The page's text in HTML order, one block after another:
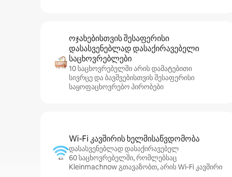
ოჯახებისთვის შესაფერისი
დასასვენებლად დასაქირავებელი
საცხოვრებლები
10 საცხოვრებელში არის დამატებითი
სივრცე და ბავშვებისთვის შესაფერისი
საყოფაცხოვრებო პირობები
Wi‑Fi კავშირის ხელმისაწვდომობა
დასასვენებლად დასაქირავებელ
60 საცხოვრებელში, რომლებსაც
Kleinmachnow გთავაზობთ, არის Wi‑Fi კავშირი